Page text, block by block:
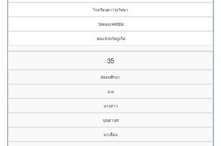
โรงเรียนดาวรุ่งวิทยา
วัดดอยเทพนิมิต
คณะจังหวัดภูเก็ต
35
มัธยมศึกษา
ม.๔
นางสาว
บุณยานุช
นาเลื่อน